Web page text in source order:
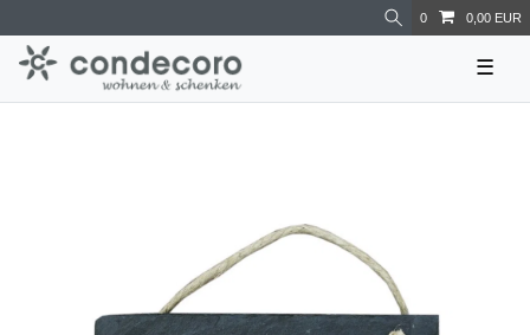
0 0,00 EUR
☰